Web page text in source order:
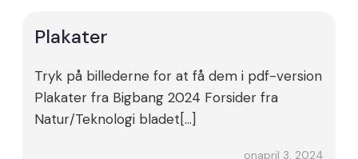
Plakater
Tryk på billederne for at få dem i pdf-version
Plakater fra Bigbang 2024 Forsider fra
Natur/Teknologi bladet[…]
onapril 3, 2024